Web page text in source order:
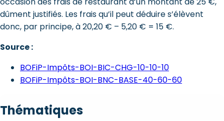
dûment justifiés. Les frais qu’il peut déduire s’élèvent
donc, par principe, à 20,20 € – 5,20 € = 15 €.
Source :
BOFiP-Impôts-BOI-BIC-CHG-10-10-10
BOFiP-Impôts-BOI-BNC-BASE-40-60-60
Thématiques